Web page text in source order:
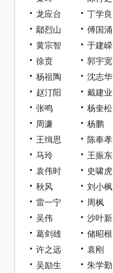
龙应台
丁学良
鄢烈山
傅国涌
黄宗智
于建嵘
徐贲
郭宇宽
杨祖陶
沈志华
赵汀阳
戴建业
张鸣
杨奎松
周濂
杨鹏
王缉思
陈奉孝
马玲
王振东
袁伟时
史啸虎
秋风
刘小枫
雷一宁
周枫
吴伟
沙叶新
葛剑雄
储昭根
许之远
袁刚
吴励生
朱学勤